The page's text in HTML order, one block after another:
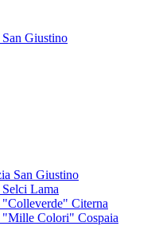
Giustino
San Giustino
Lama
Citerna
"Mille Colori" Cospaia